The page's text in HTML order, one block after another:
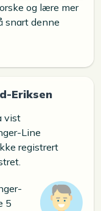
og lære mer
snart denne
Eriksen
vist
Line
registrert
5